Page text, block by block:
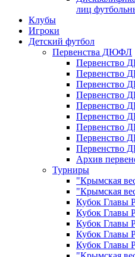
лиц
Клубы
Игроки
Детский футбол
Первенства ДЮФЛ
Первенство
Первенство
Первенство
Первенство
Первенство
Первенство
Первенство
Первенство
Первенство
Архив
Турниры
"Крымская
"Крымская
Кубок Главы
Кубок Главы
Кубок Главы
Кубок Главы
Кубок Главы